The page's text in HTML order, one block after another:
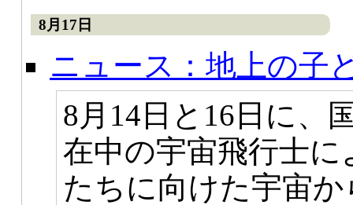
8月17日
ニュース：地上の子
8月14日と16日に、
在中の宇宙飛行士
たちに向けた宇宙